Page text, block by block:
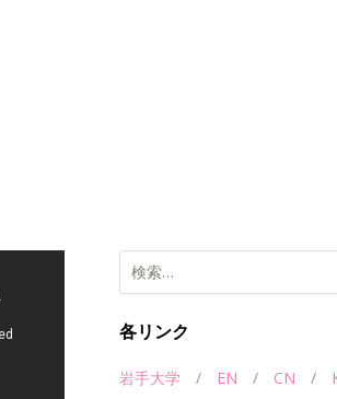
検索:
各リンク
岩手大学 / EN / CN /